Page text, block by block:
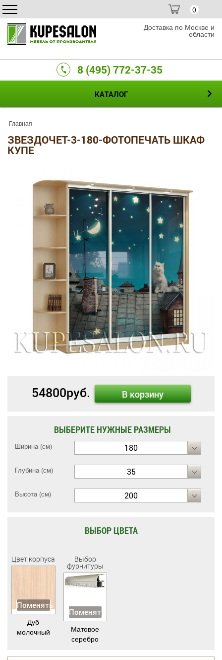
0
Доставка по Москве и
области
8 (495) 772-37-35
КАТАЛОГ
Главная
ЗВЕЗДОЧЕТ-3-180-ФОТОПЕЧАТЬ ШКАФ
КУПЕ
54800руб. В корзину
ВЫБЕРИТЕ НУЖНЫЕ РАЗМЕРЫ
Ширина (см) 180
Глубина (см) 35
Высота (см) 200
ВЫБОР ЦВЕТА
Цвет корпуса
Поменять
Дуб
молочный
Выбор
фурнитуры
Поменять
Матовое
серебро